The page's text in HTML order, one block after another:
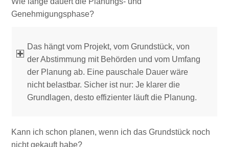
Genehmigungsphase?
Das hängt vom Projekt, vom Grundstück, von
der Abstimmung mit Behörden und vom Umfang
der Planung ab. Eine pauschale Dauer wäre
nicht belastbar. Sicher ist nur: Je klarer die
Grundlagen, desto effizienter läuft die Planung.
Kann ich schon planen, wenn ich das Grundstück noch
nicht gekauft habe?